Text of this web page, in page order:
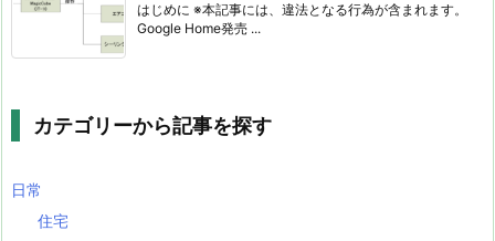
はじめに ※本記事には、違法となる行為が含まれます。
Google Home発売 ...
カテゴリーから記事を探す
日常
住宅